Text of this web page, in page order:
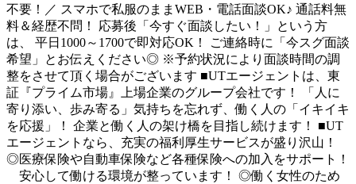
不要！／ スマホで私服のままWEB・電話面談OK♪ 通話料無
料＆経歴不問！ 応募後「今すぐ面談したい！」という方
は、 平日1000～1700で即対応OK！ ご連絡時に「今スグ面談
希望」とお伝えください◎ ※予約状況により面談時間の調
整をさせて頂く場合がございます ■UTエージェントは、東
証『プライム市場』上場企業のグループ会社です！ 「人に
寄り添い、歩み寄る」気持ちを忘れず、働く人の「イキイキ
を応援」！ 企業と働く人の架け橋を目指し続けます！ ■UT
エージェントなら、充実の福利厚生サービスが盛り沢山！
◎医療保険や自動車保険など各種保険への加入をサポート！
安心して働ける環境が整っています！ ◎働く女性のため